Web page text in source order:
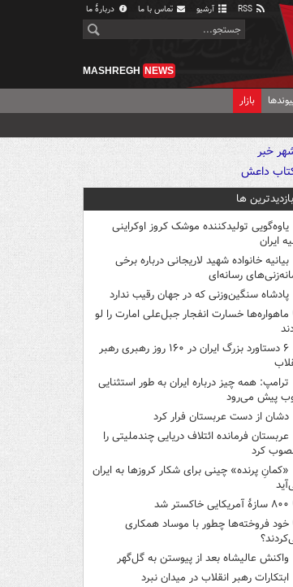
آرشیو تماس با ما دربارهٔ ما
MASHREGH NEWS
بازار
ها
یاوه‌گویی تولیدکننده موشک کروز اوکراینی
ایران
بیانیه خانواده شهید لاریجانی درباره برخی
رسانه‌ای
پادشاه سنگین‌وزنی که در جهان رقیب ندارد
ماهواره‌ها خسارت انفجار جبل‌علی امارت را لو
۶ دستاورد بزرگ ایران در ۱۶۰ روز رهبری رهبر
ترامپ: همه چیز درباره ایران به طور استثنایی
پیش می‌رود
دشان از دست عربستان فرار کرد
عربستان فرمانده ائتلاف دریایی چندملیتی را
کرد
«کمانِ پرنده» چینی برای شکار کروزها به ایران
۸۰۰ سازۀ آمریکایی خاکستر شد
خود فروخته‌ها چطور با موساد همکاری
واکنش عالیشاه بعد از پیوستن به گل‌گهر
ابتکارات رهبر انقلاب در میدان نبرد